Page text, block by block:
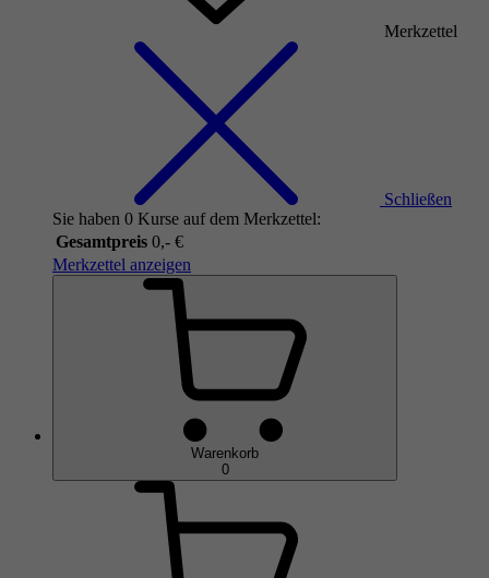
Merkzettel
Schließen
Sie haben 0 Kurse auf dem Merkzettel:
Gesamtpreis 0,- €
Merkzettel anzeigen
Warenkorb
0